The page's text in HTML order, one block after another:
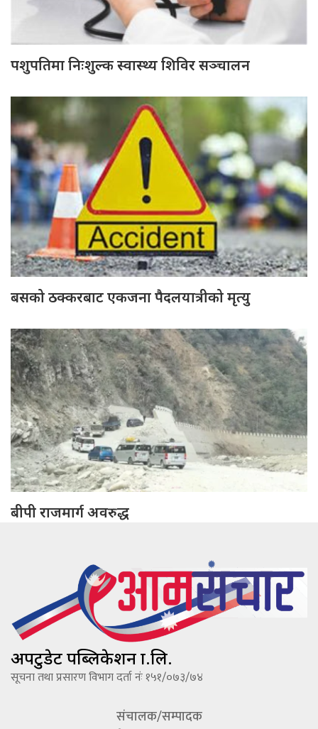
पशुपतिमा निःशुल्क स्वास्थ्य शिविर सञ्चालन
बसको ठक्करबाट एकजना पैदलयात्रीको मृत्यु
बीपी राजमार्ग अवरुद्ध
अपटुडेट पब्लिकेशन प्रा.लि.
सूचना तथा प्रसारण विभाग दर्ता नंः १५१/०७३/७४
संचालक/सम्पादक